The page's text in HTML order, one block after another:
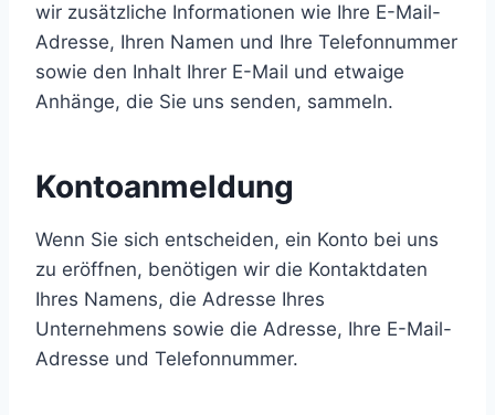
wir zusätzliche Informationen wie Ihre E-Mail-
Adresse, Ihren Namen und Ihre Telefonnummer
sowie den Inhalt Ihrer E-Mail und etwaige
Anhänge, die Sie uns senden, sammeln.
Kontoanmeldung
Wenn Sie sich entscheiden, ein Konto bei uns
zu eröffnen, benötigen wir die Kontaktdaten
Ihres Namens, die Adresse Ihres
Unternehmens sowie die Adresse, Ihre E-Mail-
Adresse und Telefonnummer.